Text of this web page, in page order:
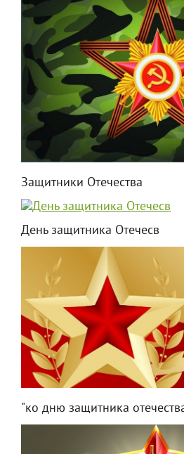
Защитники Отечества
День защитника Отечесв
"ко дню защитника